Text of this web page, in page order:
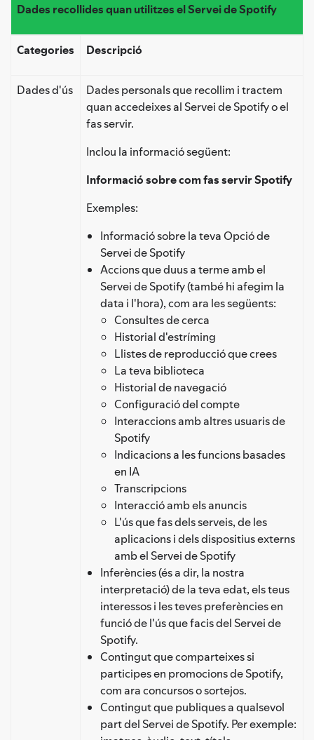
Dades recollides quan utilitzes el Servei de Spotify
Categories Descripció
Dades d'ús
Dades personals que recollim i tractem
quan accedeixes al Servei de Spotify o el
fas servir.
Inclou la informació següent:
Informació sobre com fas servir Spotify
Exemples:
Informació sobre la teva Opció de
Servei de Spotify
Accions que duus a terme amb el
Servei de Spotify (també hi afegim la
data i l'hora), com ara les següents:
Consultes de cerca
Historial d'estríming
Llistes de reproducció que crees
La teva biblioteca
Historial de navegació
Configuració del compte
Interaccions amb altres usuaris de
Spotify
Indicacions a les funcions basades
en IA
Transcripcions
Interacció amb els anuncis
L'ús que fas dels serveis, de les
aplicacions i dels dispositius externs
amb el Servei de Spotify
Inferències (és a dir, la nostra
interpretació) de la teva edat, els teus
interessos i les teves preferències en
funció de l'ús que facis del Servei de
Spotify.
Contingut que comparteixes si
participes en promocions de Spotify,
com ara concursos o sortejos.
Contingut que publiques a qualsevol
part del Servei de Spotify. Per exemple: